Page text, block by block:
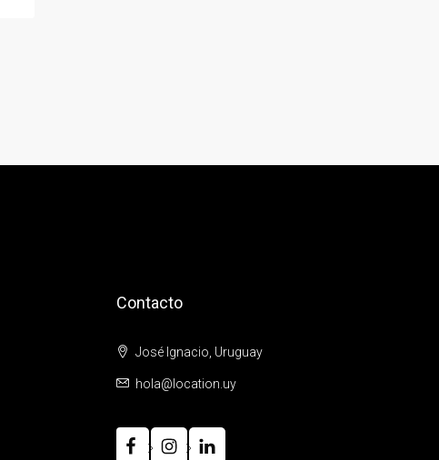
Contacto
José Ignacio, Uruguay
hola@location.uy